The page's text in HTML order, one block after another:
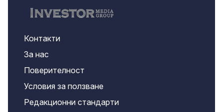
Контакти
За нас
Поверителност
Условия за ползване
Редакционни стандарти